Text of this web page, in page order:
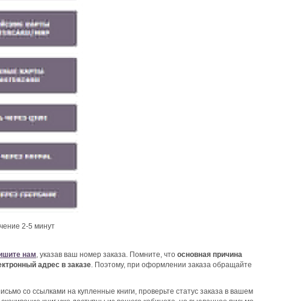
2-5 минут
нам, указав ваш номер заказа. Помните, что основная причина
адрес в заказе. Поэтому, при оформлении заказа обращайте
со ссылками на купленные книги, проверьте статус заказа в вашем